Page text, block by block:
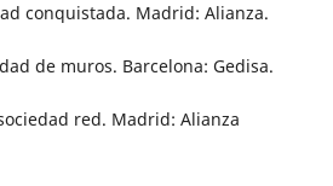
conquistada. Madrid: Alianza.
de muros. Barcelona: Gedisa.
red. Madrid: Alianza